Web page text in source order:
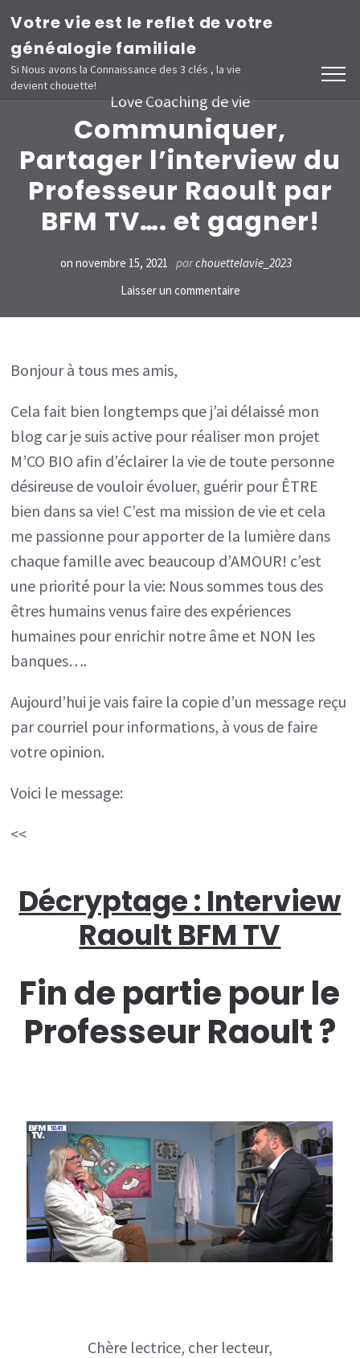
Aller
contenu
(Pressez
Votre vie est le reflet de votre
généalogie familiale
Si Nous avons la Connaissance des 3 clés , la vie
devient chouette!
Love Coaching de vie
Communiquer,
Partager l’interview du
Professeur Raoult par
BFM TV…. et gagner!
on novembre 15, 2021 parchouettelavie_2023
Laisser un commentairesur
Communiquer,
Professeur
Raoult
par
BFM
TV….
et
Bonjour à tous mes amis,
Cela fait bien longtemps que j’ai délaissé mon
blog car je suis active pour réaliser mon projet
M’CO BIO afin d’éclairer la vie de toute personne
désireuse de vouloir évoluer, guérir pour ÊTRE
bien dans sa vie! C’est ma mission de vie et cela
me passionne pour apporter de la lumière dans
chaque famille avec beaucoup d’AMOUR! c’est
une priorité pour la vie: Nous sommes tous des
êtres humains venus faire des expériences
humaines pour enrichir notre âme et NON les
banques….
Aujourd’hui je vais faire la copie d’un message reçu
par courriel pour informations, à vous de faire
votre opinion.
Voici le message:
<<
Décryptage : Interview
Raoult BFM TV
Fin de partie pour le
Professeur Raoult ?
Chère lectrice, cher lecteur,